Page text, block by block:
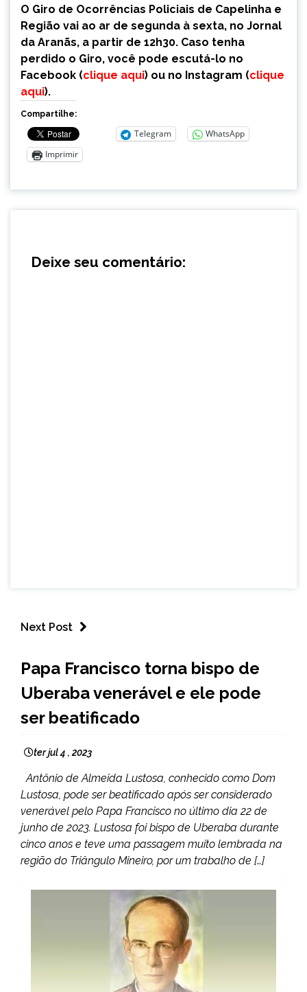
O Giro de Ocorrências Policiais de Capelinha e
Região vai ao ar de segunda à sexta, no Jornal
da Aranãs, a partir de 12h30. Caso tenha
perdido o Giro, você pode escutá-lo no
Facebook (clique aqui) ou no Instagram (clique
aqui).
Compartilhe:
Telegram
WhatsApp
Imprimir
Deixe seu comentário:
Next Post
GERAIS
NOTÍCIAS
Papa Francisco torna bispo de
Uberaba venerável e ele pode
ser beatificado
ter jul 4 , 2023
Antônio de Almeida Lustosa, conhecido como Dom
Lustosa, pode ser beatificado após ser considerado
venerável pelo Papa Francisco no último dia 22 de
junho de 2023. Lustosa foi bispo de Uberaba durante
cinco anos e teve uma passagem muito lembrada na
região do Triângulo Mineiro, por um trabalho de […]